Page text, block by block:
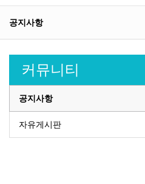
공지사항
커뮤니티
공지사항
자유게시판